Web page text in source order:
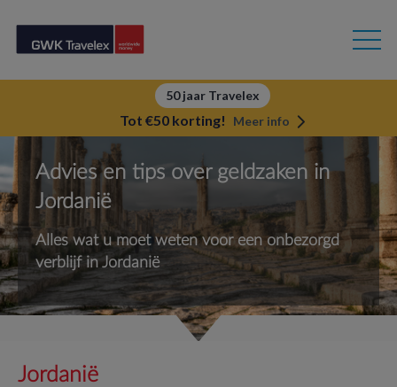
50 jaar Travelex
Tot €50 korting! Meer info
Advies en tips over geldzaken in
Jordanië
Alles wat u moet weten voor een onbezorgd
verblijf in Jordanië
Jordanië